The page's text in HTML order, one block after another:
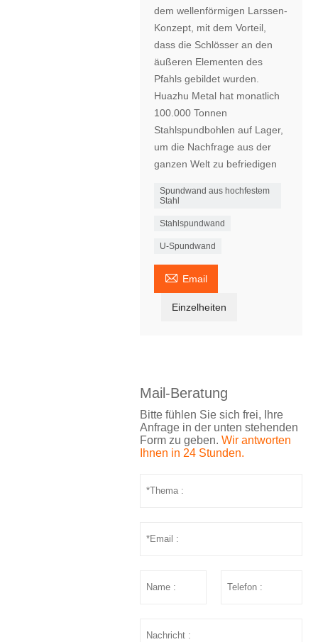
dem wellenförmigen Larssen-
Konzept, mit dem Vorteil,
dass die Schlösser an den
äußeren Elementen des
Pfahls gebildet wurden.
Huazhu Metal hat monatlich
100.000 Tonnen
Stahlspundbohlen auf Lager,
um die Nachfrage aus der
ganzen Welt zu befriedigen
Spundwand aus hochfestem
Stahl
Stahlspundwand
U-Spundwand
 Email
Einzelheiten
Mail-Beratung
Bitte fühlen Sie sich frei, Ihre
Anfrage in der unten stehenden
Form zu geben. Wir antworten
Ihnen in 24 Stunden.